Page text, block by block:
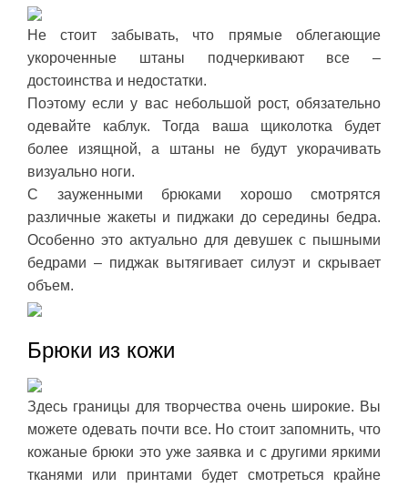
Не стоит забывать, что прямые облегающие
укороченные штаны подчеркивают все –
достоинства и недостатки.
Поэтому если у вас небольшой рост, обязательно
одевайте каблук. Тогда ваша щиколотка будет
более изящной, а штаны не будут укорачивать
визуально ноги.
С зауженными брюками хорошо смотрятся
различные жакеты и пиджаки до середины бедра.
Особенно это актуально для девушек с пышными
бедрами – пиджак вытягивает силуэт и скрывает
объем.
Брюки из кожи
Здесь границы для творчества очень широкие. Вы
можете одевать почти все. Но стоит запомнить, что
кожаные брюки это уже заявка и с другими яркими
тканями или принтами будет смотреться крайне